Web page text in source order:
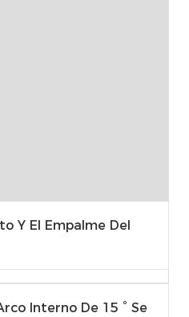
Y El Empalme Del
Interno De 15 ° Se